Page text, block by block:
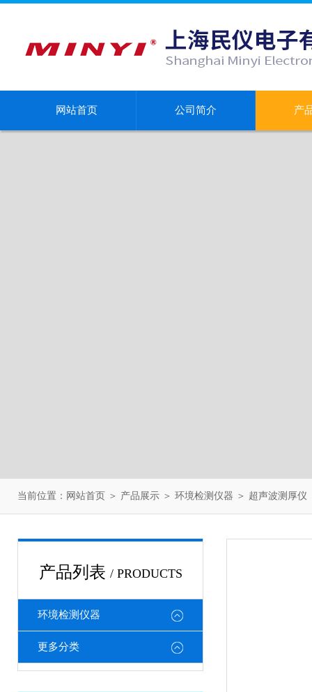
网站首页 公司简介 产
当前位置： 网站首页 ＞ 产品展示 ＞ 环境检测仪器 ＞ 超声波测厚仪
产品列表 / PRODUCTS
环境检测仪器
更多分类